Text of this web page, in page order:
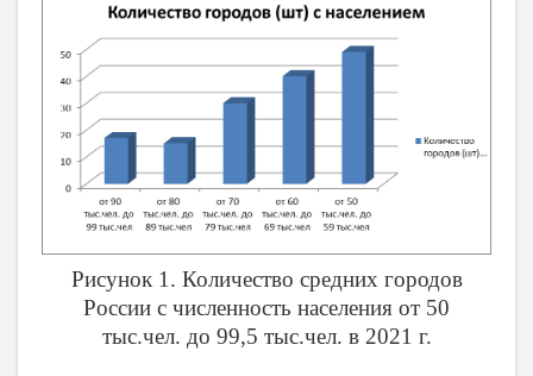
Рисунок 1. Количество средних городов
России с численность населения от 50
тыс.чел. до 99,5 тыс.чел. в 2021 г.